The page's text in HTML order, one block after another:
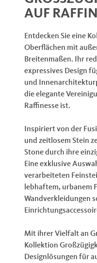
UF
Entdecken Sie eine
Oberflächen mit
Breitenmaßen. Ihr
expressives Design
und
die elegante
Raffinesse ist.
Inspiriert von der
und zeitlosem Stein
Stone durch ihre
Eine exklusive
verarbeiteten
lebhaftem, urbanem
Wandverkleidungen
Mit ihrer Vielfalt an
Kollektion
Designlösungen für